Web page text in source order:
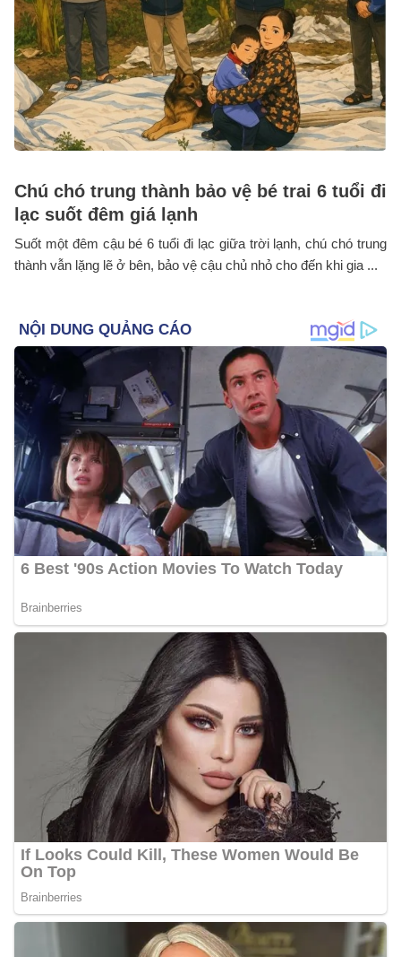
Chú chó trung thành bảo vệ bé trai 6 tuổi đi
lạc suốt đêm giá lạnh
Suốt một đêm cậu bé 6 tuổi đi lạc giữa trời lạnh, chú chó trung
thành vẫn lặng lẽ ở bên, bảo vệ cậu chủ nhỏ cho đến khi gia ...